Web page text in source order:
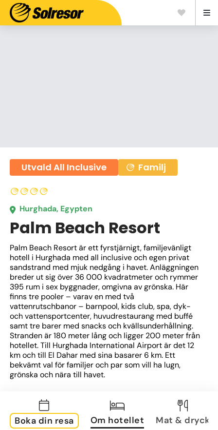
Utvald All Inclusive Familj
Hurghada, Egypten
Palm Beach Resort
Palm Beach Resort är ett fyrstjärnigt, familjevänligt
hotell i Hurghada med all inclusive och egen privat
sandstrand med mjuk nedgång i havet. Anläggningen
breder ut sig över 36 000 kvadratmeter och rymmer
395 rum i sex byggnader, omgivna av grönska. Här
finns tre pooler – varav en med två
vattenrutschbanor – barnpool, kids club, spa, dyk-
och vattensportcenter, huvudrestaurang med buffé
samt tre barer med snacks och kvällsunderhållning.
Stranden är 180 meter lång och ligger 200 meter från
hotellet. Till Hurghada International Airport är det 12
km och till El Dahar med sina basarer 6 km. Ett
bekvämt val för familjer och par som vill ha lugn,
grönska och nära till havet.
Boka din resa Om hotellet Mat & dryck